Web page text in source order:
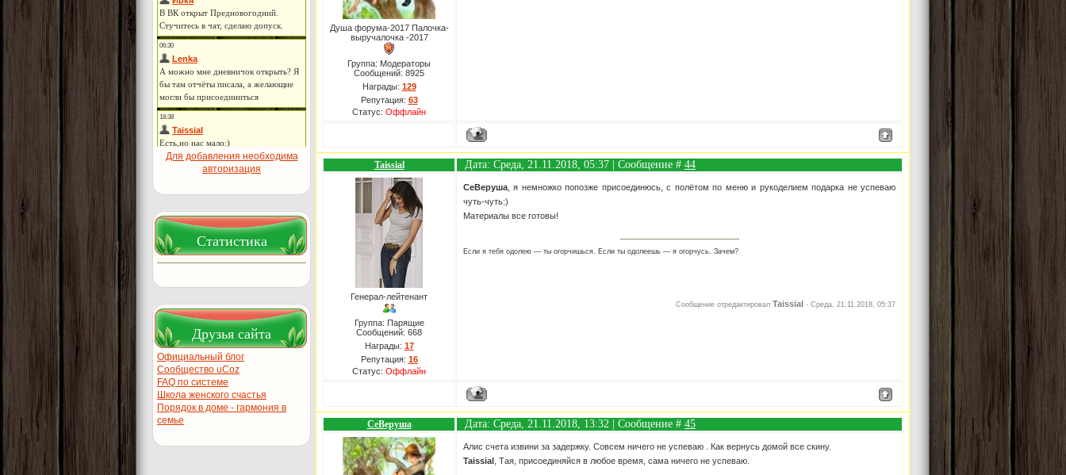
Для добавления необходима
авторизация
Статистика
Друзья сайта
Официальный блог
Сообщество uCoz
FAQ по системе
Школа женского счастья
Порядок в доме - гармония в
семье
Душа форума-2017 Палочка-
выручалочка -2017
Группа: Модераторы
Сообщений: 8925
Награды: 129
Репутация: 63
Статус: Оффлайн
Taissial Дата: Среда, 21.11.2018, 05:37 | Сообщение # 44
Генерал-лейтенант
Группа: Парящие
Сообщений: 668
Награды: 17
Репутация: 16
Статус: Оффлайн
СеВеруша , я немножко попозже присоединюсь, с полётом по меню и рукоделием подарка не успеваю
чуть-чуть:)
Материалы все готовы!
Если я тебя одолею — ты огорчишься. Если ты одолеешь — я огорчусь. Зачем?
Сообщение отредактировал Taissial - Среда, 21.11.2018, 05:37
СеВеруша Дата: Среда, 21.11.2018, 13:32 | Сообщение # 45
Алис счета извини за задержку. Совсем ничего не успеваю . Как вернусь домой все скину.
Taissial , Тая, присоединяйся в любое время, сама ничего не успеваю.